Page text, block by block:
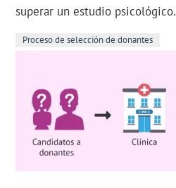
superar un estudio psicológico.
Proceso de selección de donantes